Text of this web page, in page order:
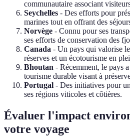
communautaire associant
Seychelles - Des efforts pour
marines tout en offrant des
Norvège - Connu pour ses
ses efforts de conservation des
Canada - Un pays qui valorise
réserves et un écotourisme en
Bhoutan - Récemment, le pays
tourisme durable visant à
Portugal - Des initiatives pour
ses régions viticoles et côtières.
Évaluer l'impact
votre voyage